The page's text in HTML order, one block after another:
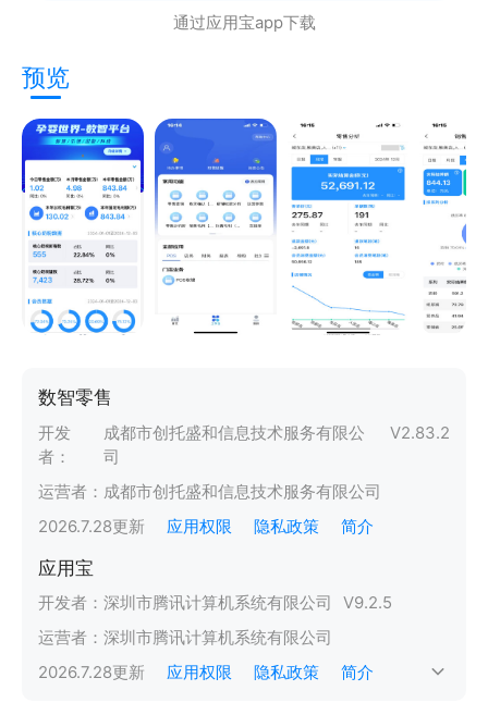
通过应用宝app下载
预览
数智零售
开发
者：
成都市创托盛和信息技术服务有限公
司
V2.83.2
运营者： 成都市创托盛和信息技术服务有限公司
2026.7.28更新 应用权限 隐私政策 简介
应用宝
开发者： 深圳市腾讯计算机系统有限公司 V9.2.5
运营者： 深圳市腾讯计算机系统有限公司
2026.7.28更新 应用权限 隐私政策 简介